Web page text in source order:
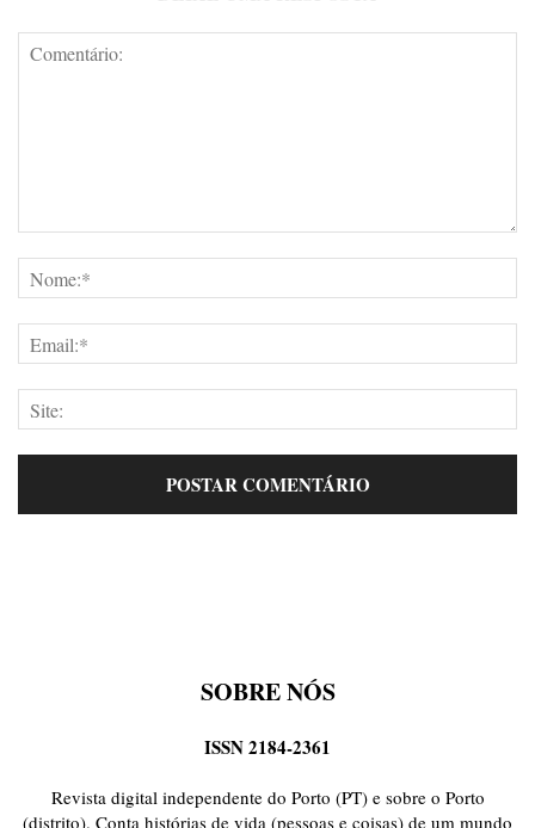
SOBRE NÓS
ISSN 2184-2361
Revista digital independente do Porto (PT) e sobre o Porto
(distrito). Conta histórias de vida (pessoas e coisas) de um mundo